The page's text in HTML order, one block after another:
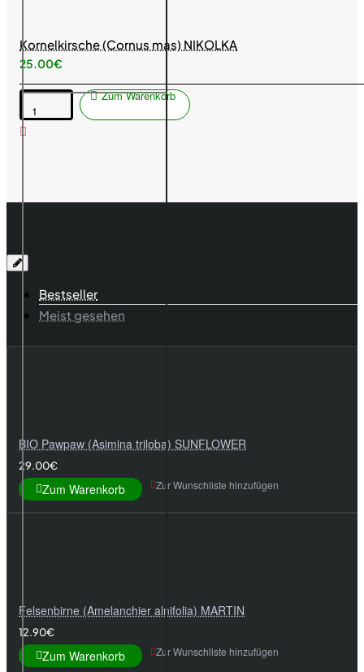
Kornelkirsche (Cornus mas) NIKOLKA
25.00€
Kornelkirsche
(Cornus
mas)
Zum Warenkorb
Bestseller
Meist gesehen
BIO Pawpaw (Asimina triloba) SUNFLOWER
29.00€
Zum Warenkorb Zur Wunschliste hinzufügen
Felsenbirne (Amelanchier alnifolia) MARTIN
12.90€
Zum Warenkorb Zur Wunschliste hinzufügen